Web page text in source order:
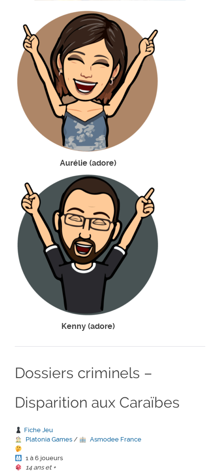
Aurélie (adore)
Kenny (adore)
Dossiers criminels –
Disparition aux Caraïbes
Fiche Jeu
Platonia Games/ Asmodee France
1 à 6 joueurs
14 ans et +